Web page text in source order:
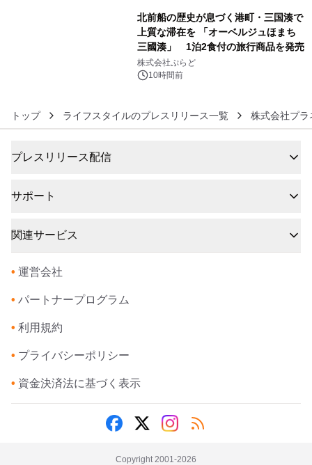
北前船の歴史が息づく港町・三国湊で
上質な滞在を 「オーベルジュほまち
三國湊」 1泊2食付の旅行商品を発売
株式会社ぷらど
10時間前
トップ ライフスタイルのプレスリリース一覧 株式会社プラ
プレスリリース配信
サポート
関連サービス
• 運営会社
• パートナープログラム
• 利用規約
• プライバシーポリシー
• 資金決済法に基づく表示
Copyright 2001-2026